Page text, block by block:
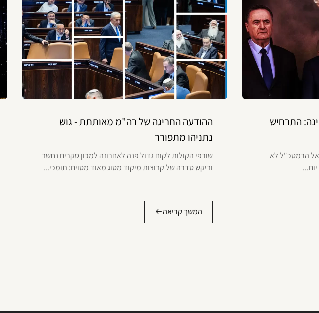
התרחיש
הרמטכ"ל לא
ההודעה החריגה של רה"מ מאותתת - גוש
נתניהו מתפורר
שורפי הקולות לקוח גדול פנה לאחרונה למכון סקרים נחשב
וביקש סדרה של קבוצות מיקוד מסוג מאוד מסוים: תומכי...
המשך קריאה